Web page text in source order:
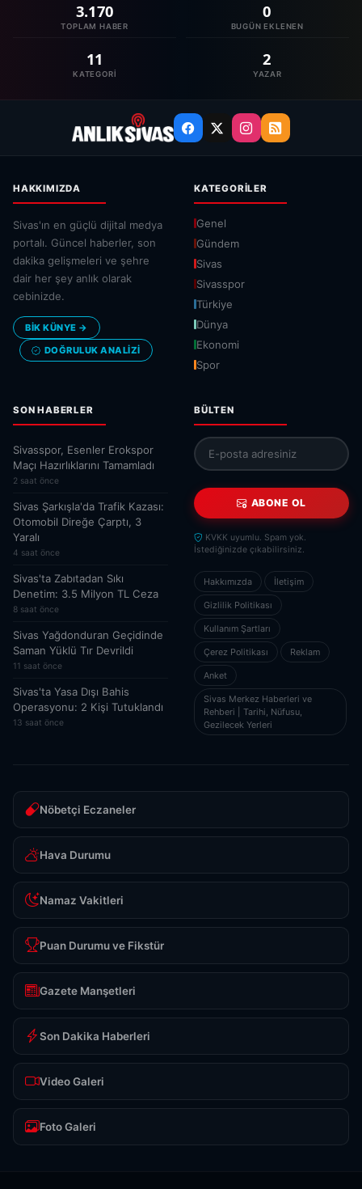
3.170
TOPLAM HABER
0
BUGÜN EKLENEN
11
KATEGORI
2
YAZAR
HAKKIMIZDA
Sivas'ın en güçlü dijital medya
portalı. Güncel haberler, son
dakika gelişmeleri ve şehre
dair her şey anlık olarak
cebinizde.
BİK KÜNYE →
DOĞRULUK ANALIZI
KATEGORILER
Genel
Gündem
Sivas
Sivasspor
Türkiye
Dünya
Ekonomi
Spor
SON HABERLER
Sivasspor, Esenler Erokspor
Maçı Hazırlıklarını Tamamladı
2 saat önce
Sivas Şarkışla'da Trafik Kazası:
Otomobil Direğe Çarptı, 3
Yaralı
4 saat önce
Sivas'ta Zabıtadan Sıkı
Denetim: 3.5 Milyon TL Ceza
8 saat önce
Sivas Yağdonduran Geçidinde
Saman Yüklü Tır Devrildi
11 saat önce
Sivas'ta Yasa Dışı Bahis
Operasyonu: 2 Kişi Tutuklandı
13 saat önce
BÜLTEN
ABONE OL
KVKK uyumlu. Spam yok.
İstediğinizde çıkabilirsiniz.
Hakkımızda İletişim
Gizlilik Politikası
Kullanım Şartları
Çerez Politikası Reklam
Anket
Sivas Merkez Haberleri ve
Rehberi | Tarihi, Nüfusu,
Gezilecek Yerleri
Nöbetçi Eczaneler
Hava Durumu
Namaz Vakitleri
Puan Durumu ve Fikstür
Gazete Manşetleri
Son Dakika Haberleri
Video Galeri
Foto Galeri